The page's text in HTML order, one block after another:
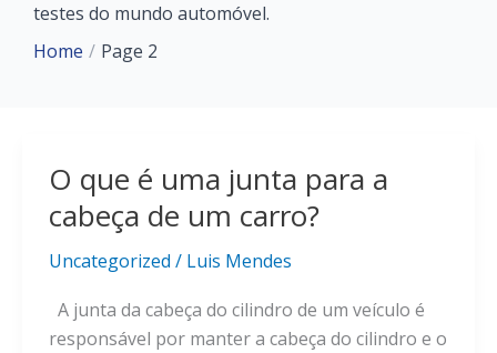
testes do mundo automóvel.
Home
Page 2
O que é uma junta para a
cabeça de um carro?
Uncategorized / Luis Mendes
A junta da cabeça do cilindro de um veículo é
responsável por manter a cabeça do cilindro e o